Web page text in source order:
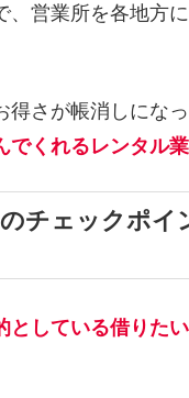
、営業所を各地方
さが帳消しにな
でくれるレンタル
チェックポ
としている借りた